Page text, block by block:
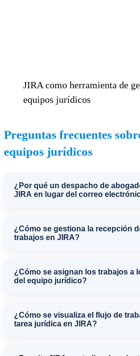
JIRA como herramienta de
equipos jurídicos
Preguntas frecuentes
equipos jurídicos
¿Por qué un despacho de
JIRA en lugar del correo
Gestionar consultas y
electrónico genera olvidos,
del equipo sobre el estado
asunto. JIRA centraliza
completa de cada ticket
creación hasta su
¿Cómo se gestiona la recepción
trabajos en JIRA?
El propio usuario puede
de solicitud incluyendo una
documentación asociada
comerciales, testamentos,
¿Cómo se asignan los trabajos a
del equipo jurídico?
Cuando se recibe un
al equipo y la asignación
¿Cómo se visualiza el flujo de
tarea jurídica en JIRA?
El flujo de trabajo se